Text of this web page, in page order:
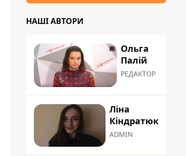
НАШІ АВТОРИ
Ольга
Палій
РЕДАКТОР
Ліна
Кіндратюк
ADMIN